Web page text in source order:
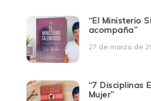
“El Ministerio
acompaña”
27 de marzo de
“7 Disciplinas
Mujer”